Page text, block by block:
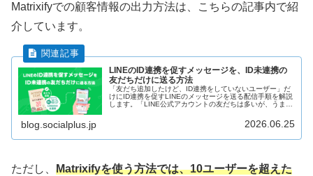
Matrixifyでの顧客情報の出力方法は、こちらの記事内で紹
介しています。
LINEのID連携を促すメッセージを、ID未連携の
友だちだけに送る方法
「友だち追加したけど、ID連携をしていないユーザー」だ
けにID連携を促すLINEのメッセージを送る配信手順を解説
します。「LINE公式アカウントの友だちは多いが、うまく
LINEのID連携数がなかなか伸びない」「ECサイトの購買
データをLINE配信に活用するため、もっとID連携数を伸ば
blog.socialplus.jp 2026.06.25
ただし、 Matrixifyを使う方法では、10ユーザーを超えた